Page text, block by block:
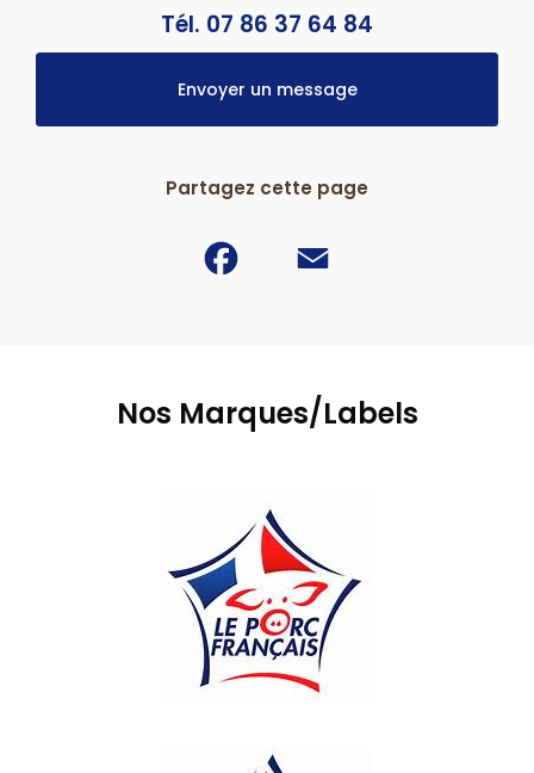
Tél. 07 86 37 64 84
Envoyer un message
Partagez cette page
Nos Marques/Labels